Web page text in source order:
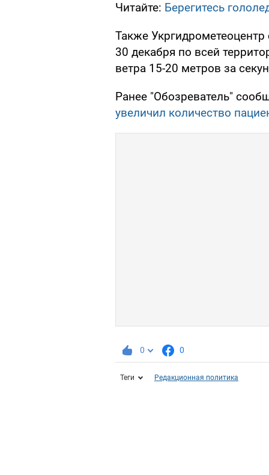
Читайте: Берегитесь
Также
30 декабря по всей
ветра 15-20 метров за
Ранее "Обозреватель"
увеличил количество
0 0
Теги Редакционная политика